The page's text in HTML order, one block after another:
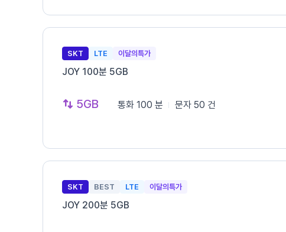
SKT LTE 이달의특가
JOY 100분 5GB
5GB 통화 100 분 문자 50 건
SKT BEST LTE 이달의특가
JOY 200분 5GB